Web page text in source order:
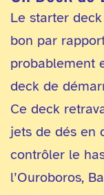
Le starter
bon par
probablement
deck de
Ce deck
jets de dés en
contrôler le
l’Ouroboros,